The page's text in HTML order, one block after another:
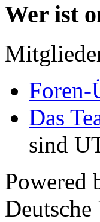
Wer ist
Foren-
Das
sind
Powered